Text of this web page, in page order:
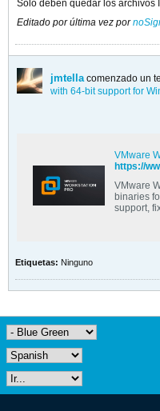
Solo deben quedar los archivos
Editado por última vez por
jmtellacomenzado un
with 64-bit support for
VMware
binaries
support,
Etiquetas: Ninguno